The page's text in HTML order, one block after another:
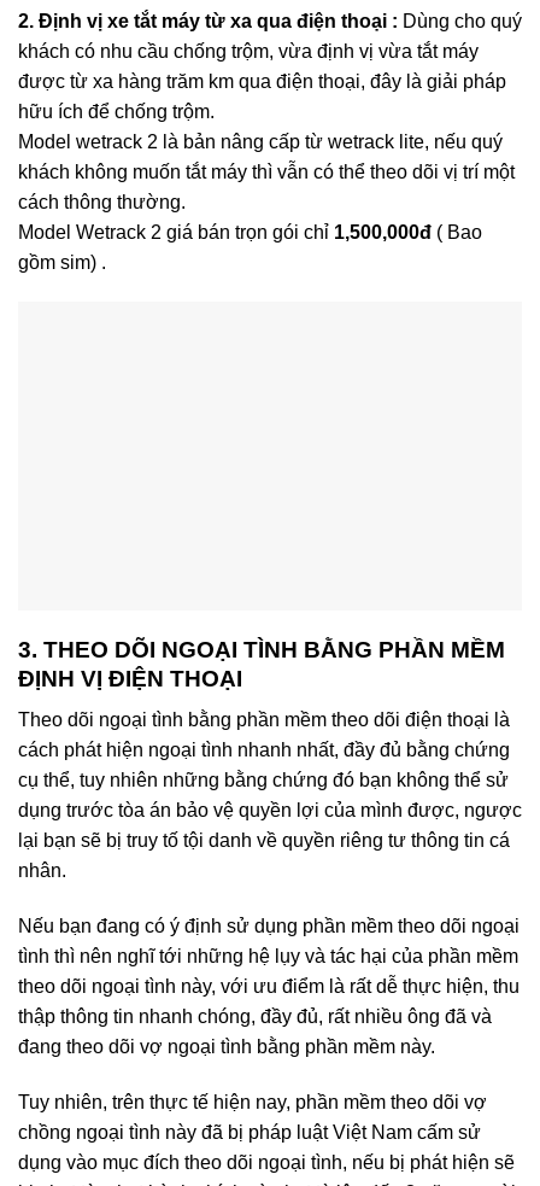
2. Định vị xe tắt máy từ xa qua điện thoại : Dùng cho quý
khách có nhu cầu chống trộm, vừa định vị vừa tắt máy
được từ xa hàng trăm km qua điện thoại, đây là giải pháp
hữu ích để chống trộm.
Model wetrack 2 là bản nâng cấp từ wetrack lite, nếu quý
khách không muốn tắt máy thì vẫn có thể theo dõi vị trí một
cách thông thường.
Model Wetrack 2 giá bán trọn gói chỉ 1,500,000đ ( Bao
gồm sim) .
3. THEO DÕI NGOẠI TÌNH BẰNG PHẦN MỀM
ĐỊNH VỊ ĐIỆN THOẠI
Theo dõi ngoại tình bằng phần mềm theo dõi điện thoại là
cách phát hiện ngoại tình nhanh nhất, đầy đủ bằng chứng
cụ thể, tuy nhiên những bằng chứng đó bạn không thể sử
dụng trước tòa án bảo vệ quyền lợi của mình được, ngược
lại bạn sẽ bị truy tố tội danh về quyền riêng tư thông tin cá
nhân.
Nếu bạn đang có ý định sử dụng phần mềm theo dõi ngoại
tình thì nên nghĩ tới những hệ lụy và tác hại của phần mềm
theo dõi ngoại tình này, với ưu điểm là rất dễ thực hiện, thu
thập thông tin nhanh chóng, đầy đủ, rất nhiều ông đã và
đang theo dõi vợ ngoại tình bằng phần mềm này.
Tuy nhiên, trên thực tế hiện nay, phần mềm theo dõi vợ
chồng ngoại tình này đã bị pháp luật Việt Nam cấm sử
dụng vào mục đích theo dõi ngoại tình, nếu bị phát hiện sẽ